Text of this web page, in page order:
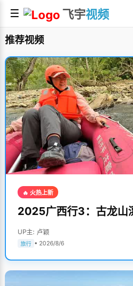
☰ 飞宇视频
推荐视频
🔥 火热上新
2025广西行3：古龙山
UP主: 卢颖
旅行 • 2026/8/6